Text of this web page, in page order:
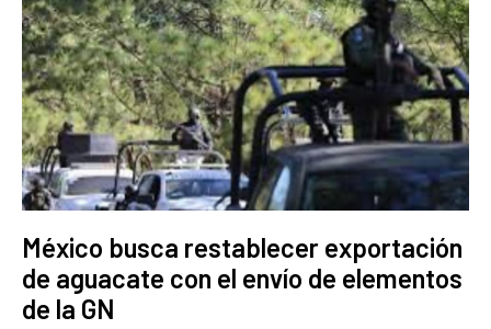
México busca restablecer exportación
de aguacate con el envío de elementos
de la GN